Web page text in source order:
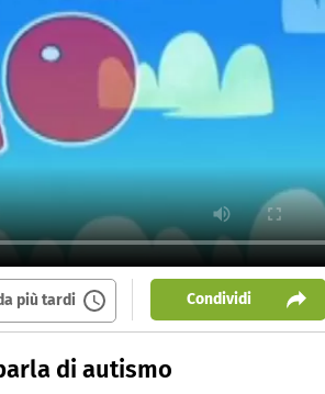
più tardi Condividi
di autismo